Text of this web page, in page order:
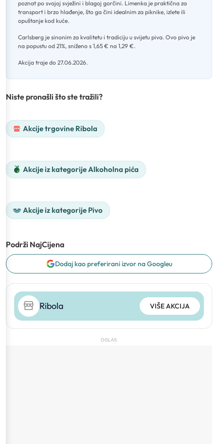
poznat po svojoj svježini i blagoj gorčini. Limenka je praktična za
transport i brzo hlađenje, što ga čini idealnim za piknike, izlete ili
opuštanje kod kuće.
Carlsberg je sinonim za kvalitetu i tradiciju u svijetu piva. Ovo pivo je
na popustu od 21%, sniženo s 1,65 € na 1,29 €.
Akcija traje do 27.06.2026.
Niste pronašli što ste tražili?
Akcije trgovine Ribola
Akcije iz kategorije Alkoholna pića
Akcije iz kategorije Pivo
Podrži NajCijena
Dodaj kao preferirani izvor na Googleu
Ribola VIŠE AKCIJA
OGLAS